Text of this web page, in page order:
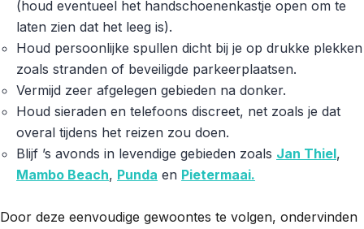
(houd eventueel het handschoenenkastje open om te
laten zien dat het leeg is).
Houd persoonlijke spullen dicht bij je op drukke plekken
zoals stranden of beveiligde parkeerplaatsen.
Vermijd zeer afgelegen gebieden na donker.
Houd sieraden en telefoons discreet, net zoals je dat
overal tijdens het reizen zou doen.
Blijf ’s avonds in levendige gebieden zoals Jan Thiel,
Mambo Beach, Punda en Pietermaai.
Door deze eenvoudige gewoontes te volgen, ondervinden